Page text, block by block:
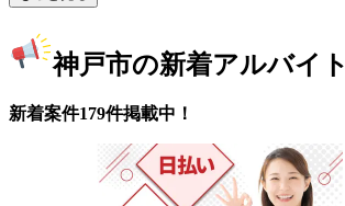
神戸市の新着アルバイト
新着案件179件掲載中！